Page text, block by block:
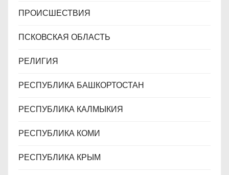
ПРОИСШЕСТВИЯ
ПСКОВСКАЯ ОБЛАСТЬ
РЕЛИГИЯ
РЕСПУБЛИКА БАШКОРТОСТАН
РЕСПУБЛИКА КАЛМЫКИЯ
РЕСПУБЛИКА КОМИ
РЕСПУБЛИКА КРЫМ